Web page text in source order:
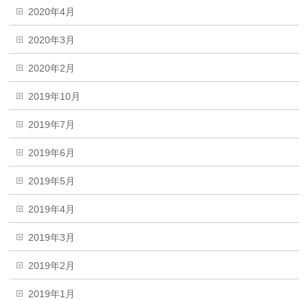
2020年4月
2020年3月
2020年2月
2019年10月
2019年7月
2019年6月
2019年5月
2019年4月
2019年3月
2019年2月
2019年1月